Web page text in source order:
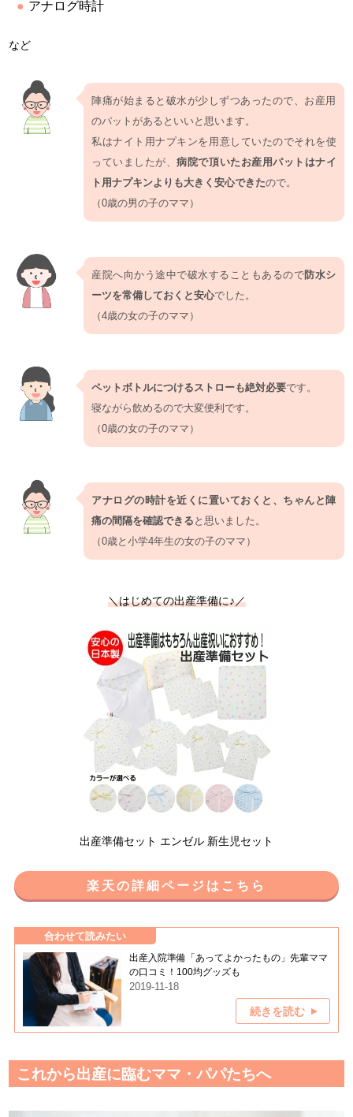
アナログ時計
など
陣痛が始まると破水が少しずつあったので、お産用
のパットがあるといいと思います。
私はナイト用ナプキンを用意していたのでそれを使
っていましたが、病院で頂いたお産用パットはナイ
ト用ナプキンよりも大きく安心できたので。
（0歳の男の子のママ）
産院へ向かう途中で破水することもあるので防水シ
ーツを常備しておくと安心でした。
（4歳の女の子のママ）
ペットボトルにつけるストローも絶対必要です。
寝ながら飲めるので大変便利です。
（0歳の女の子のママ）
アナログの時計を近くに置いておくと、ちゃんと陣
痛の間隔を確認できる と思いました。
（0歳と小学4年生の女の子のママ）
＼はじめての出産準備に♪／
出産準備セット エンゼル 新生児セット
楽天の詳細ページはこちら
合わせて読みたい
出産入院準備「あってよかったもの」先輩ママ
の口コミ！100均グッズも
2019-11-18
続きを読む
これから出産に臨むママ・パパたちへ